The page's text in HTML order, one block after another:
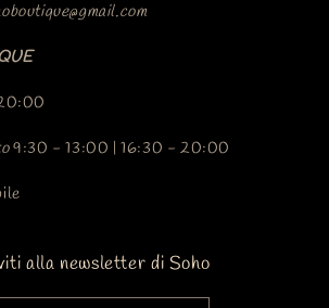
9:30 - 13:00 | 16:30 - 20:00
alla newsletter di Soho